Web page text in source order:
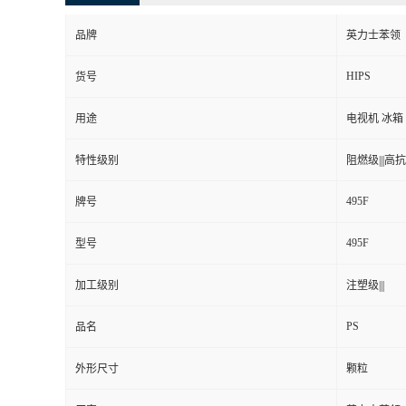
品牌 英力士苯领
货号 HIPS
用途 电视机 冰箱
特性级别 阻燃级|||高抗
牌号 495F
型号 495F
加工级别 注塑级|||
品名 PS
外形尺寸 颗粒